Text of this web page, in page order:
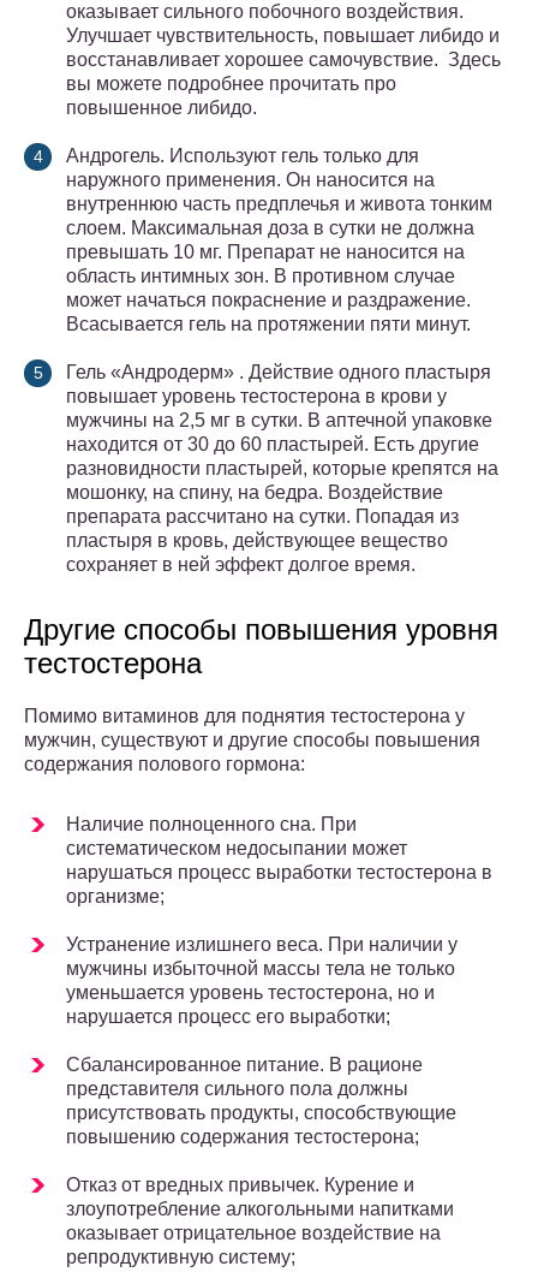
оказывает сильного побочного воздействия.
Улучшает чувствительность, повышает либидо и
восстанавливает хорошее самочувствие. Здесь
вы можете подробнее прочитать про
повышенное либидо.
Андрогель. Используют гель только для
наружного применения. Он наносится на
внутреннюю часть предплечья и живота тонким
слоем. Максимальная доза в сутки не должна
превышать 10 мг. Препарат не наносится на
область интимных зон. В противном случае
может начаться покраснение и раздражение.
Всасывается гель на протяжении пяти минут.
Гель «Андродерм» . Действие одного пластыря
повышает уровень тестостерона в крови у
мужчины на 2,5 мг в сутки. В аптечной упаковке
находится от 30 до 60 пластырей. Есть другие
разновидности пластырей, которые крепятся на
мошонку, на спину, на бедра. Воздействие
препарата рассчитано на сутки. Попадая из
пластыря в кровь, действующее вещество
сохраняет в ней эффект долгое время.
Другие способы повышения уровня
тестостерона
Помимо витаминов для поднятия тестостерона у
мужчин, существуют и другие способы повышения
содержания полового гормона:
Наличие полноценного сна. При
систематическом недосыпании может
нарушаться процесс выработки тестостерона в
организме;
Устранение излишнего веса. При наличии у
мужчины избыточной массы тела не только
уменьшается уровень тестостерона, но и
нарушается процесс его выработки;
Сбалансированное питание. В рационе
представителя сильного пола должны
присутствовать продукты, способствующие
повышению содержания тестостерона;
Отказ от вредных привычек. Курение и
злоупотребление алкогольными напитками
оказывает отрицательное воздействие на
репродуктивную систему;